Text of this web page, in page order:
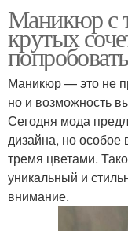
Маникюр с
крутых
попробовать
Маникюр — это не
но и возможность
Сегодня мода
дизайна, но
тремя цветами.
уникальный и
внимание.